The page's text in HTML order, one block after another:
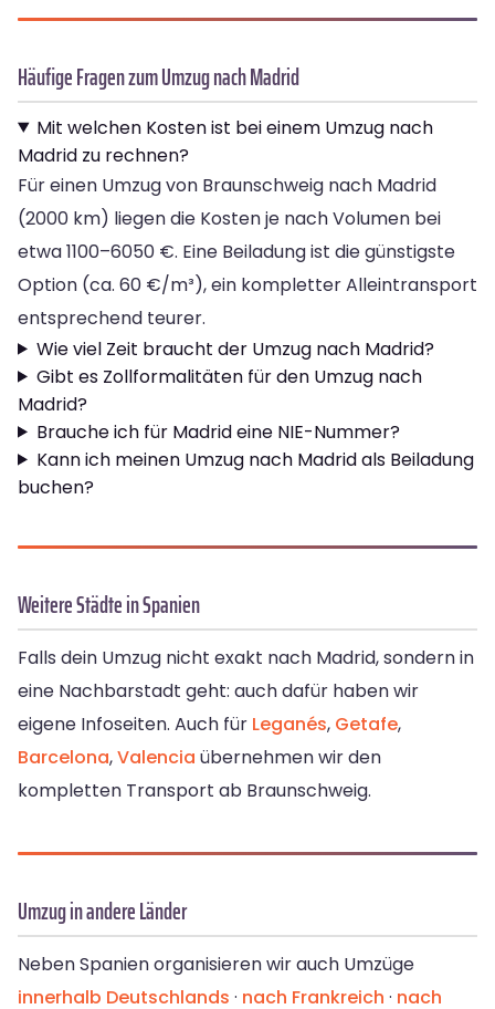
Häufige Fragen zum Umzug nach Madrid
Mit welchen Kosten ist bei einem Umzug nach
Madrid zu rechnen?
Für einen Umzug von Braunschweig nach Madrid
(2000 km) liegen die Kosten je nach Volumen bei
etwa 1100–6050 €. Eine Beiladung ist die günstigste
Option (ca. 60 €/m³), ein kompletter Alleintransport
entsprechend teurer.
Wie viel Zeit braucht der Umzug nach Madrid?
Gibt es Zollformalitäten für den Umzug nach
Madrid?
Brauche ich für Madrid eine NIE-Nummer?
Kann ich meinen Umzug nach Madrid als Beiladung
buchen?
Weitere Städte in Spanien
Falls dein Umzug nicht exakt nach Madrid, sondern in
eine Nachbarstadt geht: auch dafür haben wir
eigene Infoseiten. Auch für Leganés, Getafe,
Barcelona,Valencia übernehmen wir den
kompletten Transport ab Braunschweig.
Umzug in andere Länder
Neben Spanien organisieren wir auch Umzüge
innerhalb Deutschlands · nach Frankreich · nach